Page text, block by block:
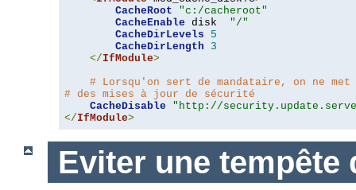
CacheRoot
"c:/cacheroot"
CacheEnable disk "/"
CacheDirLevels
5
CacheDirLength
3
</IfModule>
# Lorsqu'on sert de mandataire, on ne
# des mises à jour de sécurité
CacheDisable
"http://
</IfModule>
Eviter une tempête